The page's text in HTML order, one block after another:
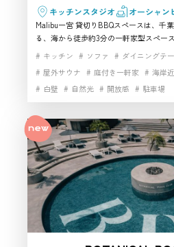
キッチンスタジオ オーシャン
Malibu一宮 貸切りBBQスペースは、千
る、海から徒歩約3分の一軒家型スペー
リビングダイニングを利用でき、BBQや
ート感、ジャグジーなどのリゾート感も
雰囲気を活かせるハウススタジオや、ラ
オを探す方におすすめです。
キッチン ソファ ダイニングテ
屋外サウナ
庭付き一軒家 海岸
白壁
自然光 開放感 駐車場